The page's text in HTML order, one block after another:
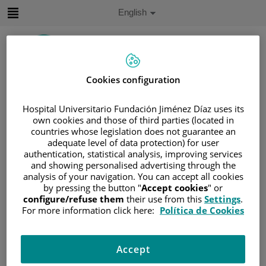
Language
selector
Active
English
Home/PATIENT AREA
UNDERSTANDING CANCER
/PATIENT INFORMATION AND SUPPORT
/FUNCTIONAL AREAS
/HEAD AND NECK CANCER/LARINGE
/TRATAMIENTO
¿Cómo se planifica el
Cookies configuration
Hospital Universitario Fundación Jiménez Díaz uses its
own cookies and those of third parties (located in
countries whose legislation does not guarantee an
adequate level of data protection) for user
authentication, statistical analysis, improving services
and showing personalised advertising through the
analysis of your navigation. You can accept all cookies
by pressing the button "Accept cookies" or
configure/refuse them their use from this Settings.
For more information click here: Política de Cookies
Accept